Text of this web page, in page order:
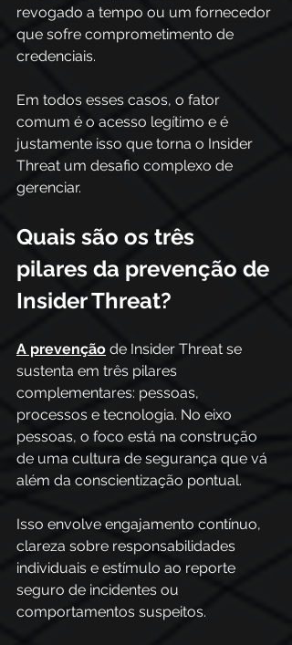
revogado a tempo ou um fornecedor
que sofre comprometimento de
credenciais.
Em todos esses casos, o fator
comum é o acesso legítimo e é
justamente isso que torna o Insider
Threat um desafio complexo de
gerenciar.
Quais são os três
pilares da prevenção de
Insider Threat?
A prevenção de Insider Threat se
sustenta em três pilares
complementares: pessoas,
processos e tecnologia. No eixo
pessoas, o foco está na construção
de uma cultura de segurança que vá
além da conscientização pontual.
Isso envolve engajamento contínuo,
clareza sobre responsabilidades
individuais e estímulo ao reporte
seguro de incidentes ou
comportamentos suspeitos.